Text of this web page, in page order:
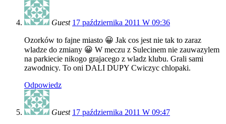
Guest 17 października 2011 W 09:36
Ozorków to fajne miasto 😀 Jak cos jest nie tak to zaraz
wladze do zmiany 😀 W meczu z Sulecinem nie zauwazylem
na parkiecie nikogo grajacego z wladz klubu. Grali sami
zawodnicy. To oni DALI DUPY Cwiczyc chlopaki.
Odpowiedz
Guest 17 października 2011 W 09:47